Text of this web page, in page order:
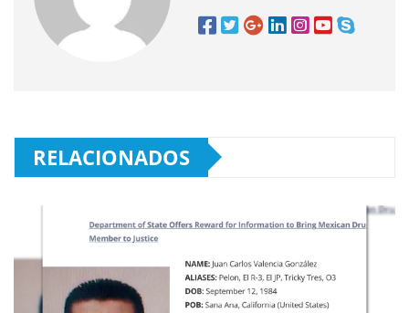
RELACIONADOS